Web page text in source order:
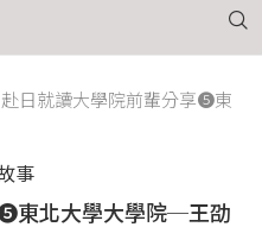
赴日就讀大學院前輩分享❺東
事
東北大學大學院─王劭